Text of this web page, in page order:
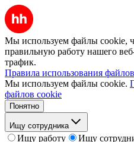
Мы используем файлы cookie,
правильную работу нашего
трафик.
Правила использования
Мы используем файлы cookie.
файлов cookie
Понятно
Ищу сотрудника
Ищу работу
Ищу